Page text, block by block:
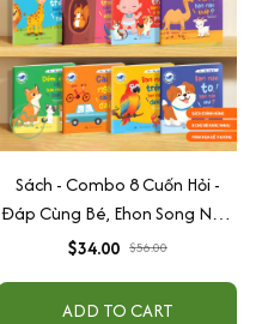
Sách - Combo 8 Cuốn Hỏi -
Đáp Cùng Bé, Ehon Song Ngữ
Việt - Anh - Dành Cho Bé Từ 0
$34.00 $56.00
ADD TO CART